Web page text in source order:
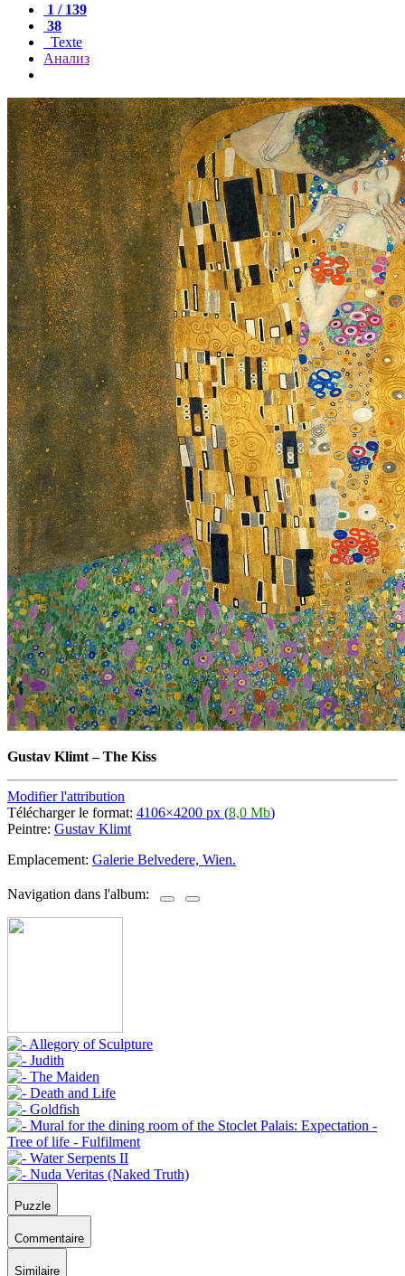
1 / 139
38
Texte
Анализ
Gustav Klimt–The Kiss
Modifier l'attribution
Télécharger le format: 4106×4200 px (8,0 Mb)
Peintre: Gustav Klimt
Emplacement: Galerie Belvedere, Wien.
Navigation dans l'album:
Puzzle
Commentaire
Similaire